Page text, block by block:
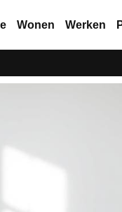
Wonen Werken